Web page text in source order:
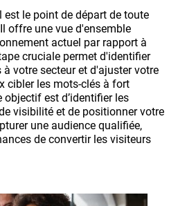
est le point de départ de toute
offre une vue d'ensemble
actuel par rapport à
cruciale permet d'identifier
votre secteur et d'ajuster votre
cibler les mots-clés à fort
est d’identifier les
visibilité et de positionner votre
une audience qualifiée,
de convertir les visiteurs